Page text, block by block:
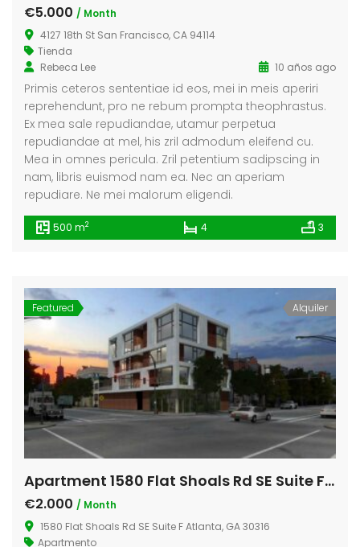
€5.000 / Month
4127 18th St San Francisco, CA 94114
Tienda
Rebeca Lee
10 años ago
Primis ceteros sententiae id eos, mei in meis aperiri
reprehendunt, pro ne rebum prompta theophrastus.
Ex mea sale repudiandae, utamur perpetua
repudiandae at mel, his zril admodum eleifend cu.
Mea in omnes pericula. Zril petentium sadipscing in
nam, libris euismod nam ea. Nec an aperiam
repudiare. Ne mei malorum eligendi.
500 m2 4 3
Featured Alquiler
Apartment 1580 Flat Shoals Rd SE Suite F Atlanta
€2.000 / Month
1580 Flat Shoals Rd SE Suite F Atlanta, GA 30316
Apartmento